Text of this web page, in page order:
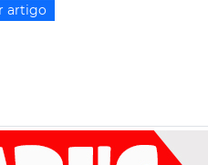
artigo